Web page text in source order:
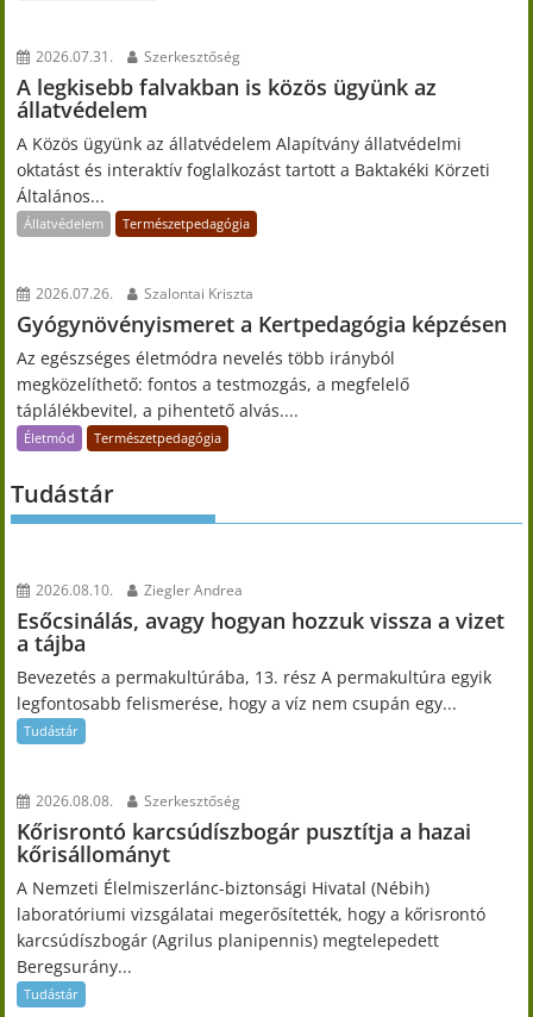
2026.07.31. Szerkesztőség
A legkisebb falvakban is közös ügyünk az
állatvédelem
A Közös ügyünk az állatvédelem Alapítvány állatvédelmi
oktatást és interaktív foglalkozást tartott a Baktakéki Körzeti
Általános...
Állatvédelem Természetpedagógia
2026.07.26. Szalontai Kriszta
Gyógynövényismeret a Kertpedagógia képzésen
Az egészséges életmódra nevelés több irányból
megközelíthető: fontos a testmozgás, a megfelelő
táplálékbevitel, a pihentető alvás....
Életmód Természetpedagógia
Tudástár
2026.08.10. Ziegler Andrea
Esőcsinálás, avagy hogyan hozzuk vissza a vizet
a tájba
Bevezetés a permakultúrába, 13. rész A permakultúra egyik
legfontosabb felismerése, hogy a víz nem csupán egy...
Tudástár
2026.08.08. Szerkesztőség
Kőrisrontó karcsúdíszbogár pusztítja a hazai
kőrisállományt
A Nemzeti Élelmiszerlánc-biztonsági Hivatal (Nébih)
laboratóriumi vizsgálatai megerősítették, hogy a kőrisrontó
karcsúdíszbogár (Agrilus planipennis) megtelepedett
Beregsurány...
Tudástár